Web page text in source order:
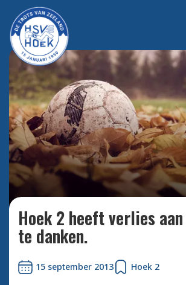
Hoek 2 heeft verlies
te danken.
15 september 2013 Hoek 2